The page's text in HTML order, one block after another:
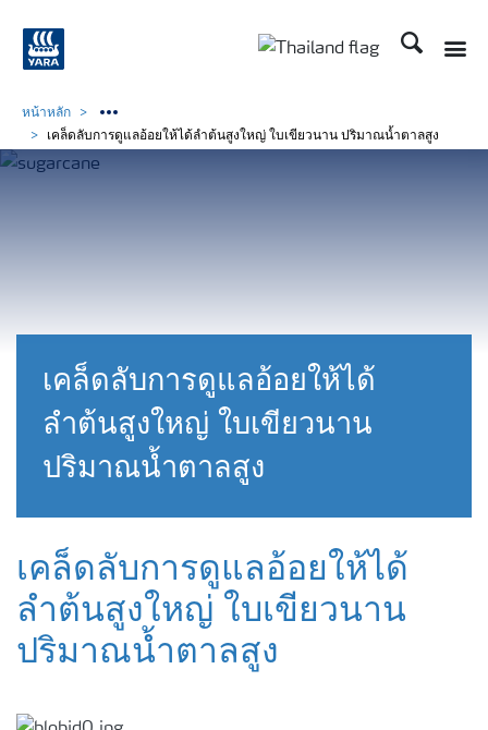
ค้นหา
เคล็ดลับการดูแลอ้อยให้ได้
ลำต้นสูงใหญ่ ใบเขียวนาน
ปริมาณน้ำตาลสูง
หน้าหลัก
เคล็ดลับการดูแลอ้อยให้ได้ลำต้นสูงใหญ่ ใบเขียวนาน ปริมาณน้ำตาลสูง
เคล็ดลับการดูแลอ้อยให้ได้
ลำต้นสูงใหญ่ ใบเขียวนาน
ปริมาณน้ำตาลสูง